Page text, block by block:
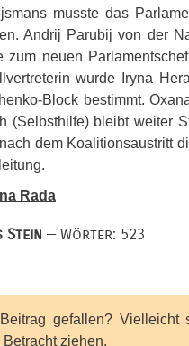
musste das
Andrij Parubij von der
zum neuen
wurde Iryna
Block bestimmt.
(Selbsthilfe) bleibt weiter
dem Koalitionsaustritt
Rada
Stein — Wörter: 523
gefallen? Vielleicht
Betracht ziehen.